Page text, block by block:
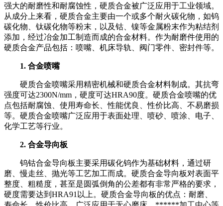
强大的耐磨性和耐腐蚀性，硬质合金被广泛应用于工业领域。
从成分上来看，硬质合金主要由一个或多个耐火碳化物，如钨
碳化物、钛碳化物等粉末，以及钴、镍等金属粉末作为粘结剂
添加，经过冶金加工制造而成的合金材料。作为耐磨件使用的
硬质合金产品包括：喷嘴、机床导轨、阀门零件、密封件等。
1. 合金喷嘴
硬质合金喷嘴采用精密机械和硬质合金材料制成。其抗弯
强度可达2300N/mm，硬度可达HRA90度。硬质合金喷嘴的优
点包括耐腐蚀、使用寿命长、性能优良、性价比高、不易磨损
等。硬质合金喷嘴广泛应用于表面处理、喷砂、喷涂、电子、
化学工艺等行业。
2. 合金导向板
钨钴合金导向板主要采用碳化钨作为基础材料，通过研
磨、慢走丝、抛光等工艺加工而成。硬质合金导向板对表面平
整度、粗糙度，甚至是圆弧倒角的公差都有非常严格的要求，
硬度需要达到HRA91以上。硬质合金导向板的优点：耐磨、